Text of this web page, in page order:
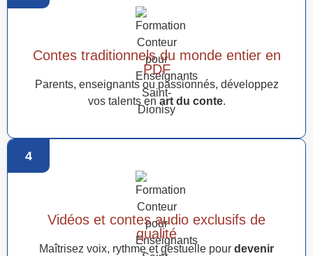
Contes traditionnels du monde entier en
PDF
Parents, enseignants ou passionnés, développez
vos talents en art du conte.
4
Vidéos et contes audio exclusifs de
qualité
Maîtrisez voix, rythme et gestuelle pour devenir